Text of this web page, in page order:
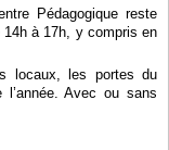
Pédagogique reste
à 17h, y compris en
locaux, les portes du
Avec ou sans